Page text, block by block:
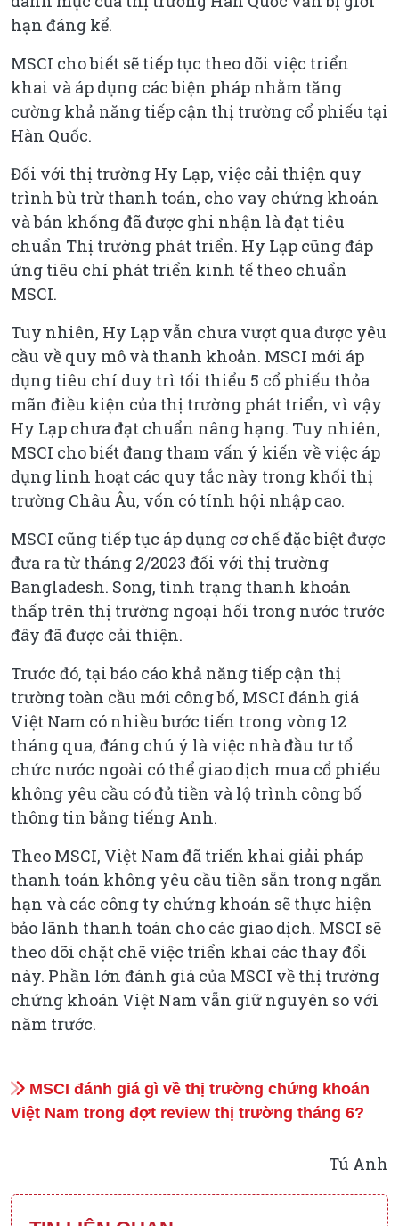
hạn đáng kể.
MSCI cho biết sẽ tiếp tục theo dõi việc triển
khai và áp dụng các biện pháp nhằm tăng
cường khả năng tiếp cận thị trường cổ phiếu tại
Hàn Quốc.
Đối với thị trường Hy Lạp, việc cải thiện quy
trình bù trừ thanh toán, cho vay chứng khoán
và bán khống đã được ghi nhận là đạt tiêu
chuẩn Thị trường phát triển. Hy Lạp cũng đáp
ứng tiêu chí phát triển kinh tế theo chuẩn
MSCI.
Tuy nhiên, Hy Lạp vẫn chưa vượt qua được yêu
cầu về quy mô và thanh khoản. MSCI mới áp
dụng tiêu chí duy trì tối thiểu 5 cổ phiếu thỏa
mãn điều kiện của thị trường phát triển, vì vậy
Hy Lạp chưa đạt chuẩn nâng hạng. Tuy nhiên,
MSCI cho biết đang tham vấn ý kiến về việc áp
dụng linh hoạt các quy tắc này trong khối thị
trường Châu Âu, vốn có tính hội nhập cao.
MSCI cũng tiếp tục áp dụng cơ chế đặc biệt được
đưa ra từ tháng 2/2023 đối với thị trường
Bangladesh. Song, tình trạng thanh khoản
thấp trên thị trường ngoại hối trong nước trước
đây đã được cải thiện.
Trước đó, tại báo cáo khả năng tiếp cận thị
trường toàn cầu mới công bố, MSCI đánh giá
Việt Nam có nhiều bước tiến trong vòng 12
tháng qua, đáng chú ý là việc nhà đầu tư tổ
chức nước ngoài có thể giao dịch mua cổ phiếu
không yêu cầu có đủ tiền và lộ trình công bố
thông tin bằng tiếng Anh.
Theo MSCI, Việt Nam đã triển khai giải pháp
thanh toán không yêu cầu tiền sẵn trong ngắn
hạn và các công ty chứng khoán sẽ thực hiện
bảo lãnh thanh toán cho các giao dịch. MSCI sẽ
theo dõi chặt chẽ việc triển khai các thay đổi
này. Phần lớn đánh giá của MSCI về thị trường
chứng khoán Việt Nam vẫn giữ nguyên so với
năm trước.
MSCI đánh giá gì về thị trường chứng khoán
Việt Nam trong đợt review thị trường tháng 6?
Tú Anh